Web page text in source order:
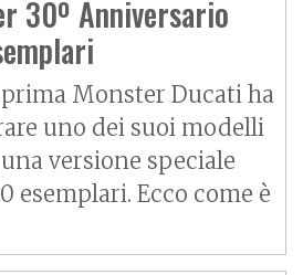
30º Anniversario
Monster Ducati ha
uno dei suoi modelli
versione speciale
esemplari. Ecco come è